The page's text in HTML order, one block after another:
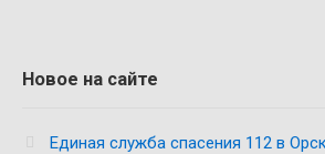
Новое на сайте
Единая служба спасения 112 в